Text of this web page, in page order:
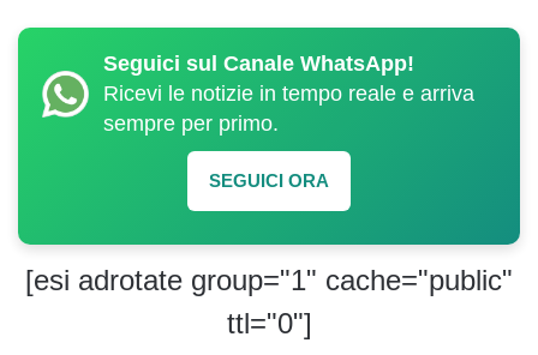
Seguici sul Canale WhatsApp!
Ricevi le notizie in tempo reale e arriva
sempre per primo.
SEGUICI ORA
[esi adrotate group="1" cache="public"
ttl="0"]